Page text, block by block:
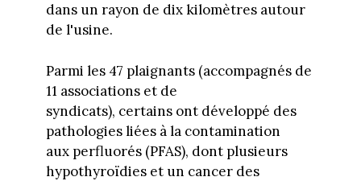
dans un rayon de dix kilomètres autour
de l'usine.
Parmi les 47 plaignants (accompagnés de
11 associations et de
syndicats), certains ont développé des
pathologies liées à la contamination
aux perfluorés (PFAS), dont plusieurs
hypothyroïdies et un cancer des